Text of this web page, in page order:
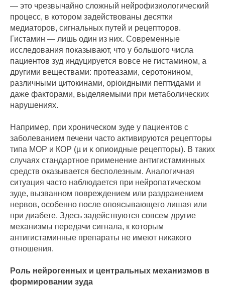
— это чрезвычайно сложный нейрофизиологический
процесс, в котором задействованы десятки
медиаторов, сигнальных путей и рецепторов.
Гистамин — лишь один из них. Современные
исследования показывают, что у большого числа
пациентов зуд индуцируется вовсе не гистамином, а
другими веществами: протеазами, серотонином,
различными цитокинами, opioидными пептидами и
даже факторами, выделяемыми при метаболических
нарушениях.
Например, при хроническом зуде у пациентов с
заболеванием печени часто активируются рецепторы
типа МОР и КОР (µ и κ опиоидные рецепторы). В таких
случаях стандартное применение антигистаминных
средств оказывается бесполезным. Аналогичная
ситуация часто наблюдается при нейропатическом
зуде, вызванном повреждением или раздражением
нервов, особенно после опоясывающего лишая или
при диабете. Здесь задействуются совсем другие
механизмы передачи сигнала, к которым
антигистаминные препараты не имеют никакого
отношения.
Роль нейрогенных и центральных механизмов в
формировании зуда